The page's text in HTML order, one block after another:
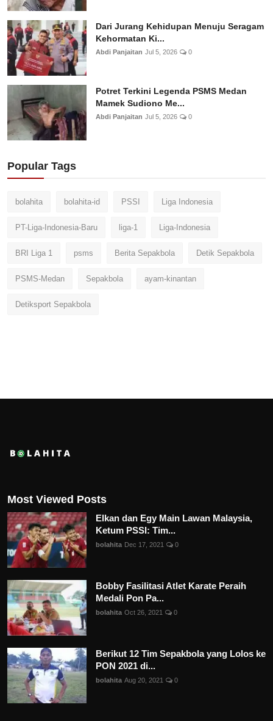
Dari Jurang Kehidupan Menuju Seragam
Kehormatan Ki...
Abdi Panjaitan Jul 5, 2026 0
Potret Terkini Legenda PSMS Medan
Mamek Sudiono Me...
Abdi Panjaitan Jul 5, 2026 0
Popular Tags
bolahita bolahita-id PSSI Liga Indonesia
PT-Liga-Indonesia-Baru liga-1 Liga-Indonesia
BRI Liga 1 psms Berita Sepakbola Detik Sepakbola
PSMS-Medan Sepakbola ayam-kinantan
Detiksport Sepakbola
Most Viewed Posts
Elkan dan Egy Main Lawan Malaysia,
Ketum PSSI: Tim...
bolahita Dec 17, 2021 0
Bobby Fasilitasi Atlet Karate Peraih
Medali Pon Pa...
bolahita Oct 26, 2021 0
Berikut 12 Tim Sepakbola yang Lolos ke
PON 2021 di...
bolahita Aug 20, 2021 0